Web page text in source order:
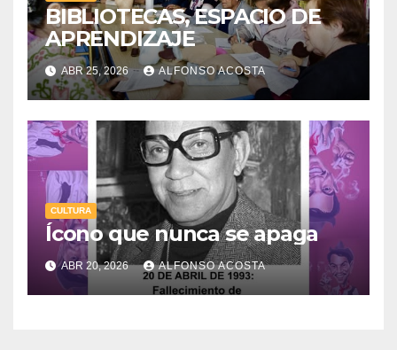
BIBLIOTECAS, ESPACIO DE
APRENDIZAJE
ABR 25, 2026 ALFONSO ACOSTA
CULTURA
Ícono que nunca se apaga
ABR 20, 2026 ALFONSO ACOSTA